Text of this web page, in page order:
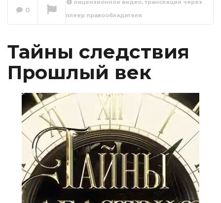
0
лицензионное видео, трансляция через
плеер правообладателя
Тайны следствия
Прошлый век